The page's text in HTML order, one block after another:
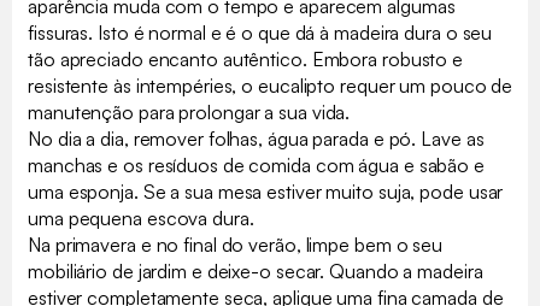
aparência muda com o tempo e aparecem algumas
fissuras. Isto é normal e é o que dá à madeira dura o seu
tão apreciado encanto autêntico. Embora robusto e
resistente às intempéries, o eucalipto requer um pouco de
manutenção para prolongar a sua vida.
No dia a dia, remover folhas, água parada e pó. Lave as
manchas e os resíduos de comida com água e sabão e
uma esponja. Se a sua mesa estiver muito suja, pode usar
uma pequena escova dura.
Na primavera e no final do verão, limpe bem o seu
mobiliário de jardim e deixe-o secar. Quando a madeira
estiver completamente seca, aplique uma fina camada de